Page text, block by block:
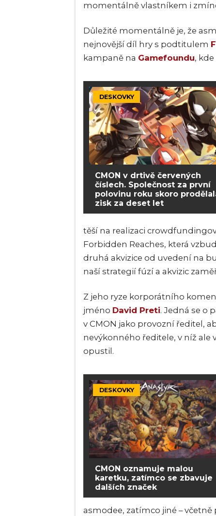
momentálně vlastníkem i
Důležité momentálně je, že
nejnovější díl hry s podtitulem
kampaně na Gamefoundu,
DESKOVKY
CMON v drtivě červených
číslech. Společnost za první
polovinu roku skoro
zisk za deset let
těší na realizaci
Forbidden Reaches, která
druhá akvizice od uvedení na
naší strategií fúzí a akvizic
Z jeho ryze korporátního
jméno David Preti. Jedná se o
v CMON jako provozní ředitel,
nevýkonného ředitele, v níž ale
opustil.
DESKOVKY
CMON oznamuje malou
karetku, zatímco se zbavuje
dalších značek
asmodee, zatímco jiné – včetně